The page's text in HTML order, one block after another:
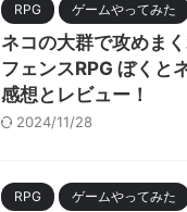
RPG ゲームやってみた
ネコの大群で攻めま
フェンスRPG ぼくと
感想とレビュー！
2024/11/28
RPG ゲームやってみた